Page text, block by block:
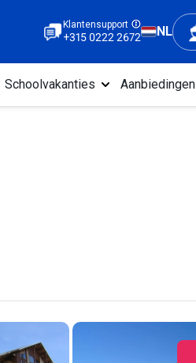
Klantensupport
+315 0222 2672 NL
Schoolvakanties Aanbiedingen